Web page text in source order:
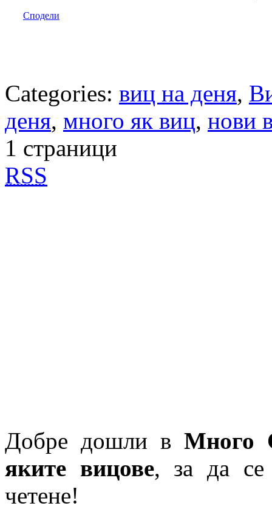
Сподели
Categories: виц на деня,
деня, много як виц, нови
1 страници
RSS
Добре дошли в Много
яките вицове, за да се
четене!